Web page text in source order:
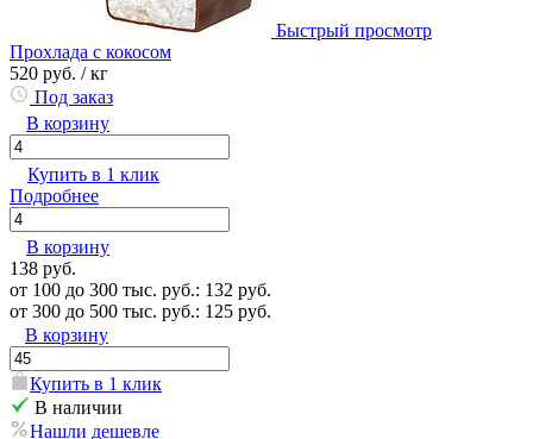
Быстрый просмотр
Прохлада с кокосом
520 руб. / кг
Под заказ
В корзину
Купить в 1 клик
Подробнее
В корзину
138 руб.
от 100 до 300 тыс. руб.: 132 руб.
от 300 до 500 тыс. руб.: 125 руб.
В корзину
Купить в 1 клик
В наличии
Нашли дешевле